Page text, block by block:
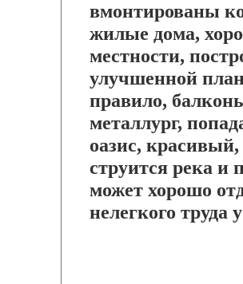
вмонтированы
жилые дома,
местности,
улучшенной
правило,
металлург,
оазис,
струится река и
может хорошо
нелегкого труда